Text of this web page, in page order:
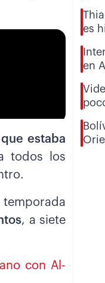
estaba
todos los
temporada
, a siete
con Al-
es
en